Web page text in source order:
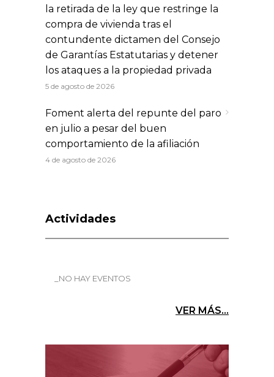
la retirada de la ley que restringe la
compra de vivienda tras el
contundente dictamen del Consejo
de Garantías Estatutarias y detener
los ataques a la propiedad privada
5 de agosto de 2026
Foment alerta del repunte del paro
en julio a pesar del buen
comportamiento de la afiliación
4 de agosto de 2026
Actividades
_NO HAY EVENTOS
VER MÁS...